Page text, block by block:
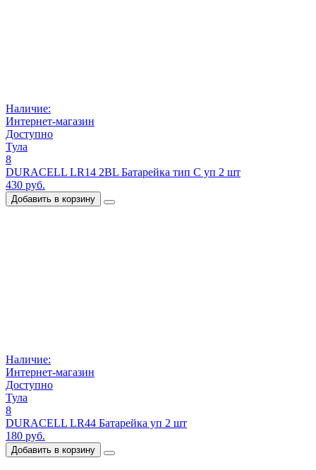
Наличие:
Интернет-магазин
Доступно
Тула
8
DURACELL LR14 2BL Батарейка тип C уп 2 шт
430 руб.
Добавить в корзину
Наличие:
Интернет-магазин
Доступно
Тула
8
DURACELL LR44 Батарейка уп 2 шт
180 руб.
Добавить в корзину